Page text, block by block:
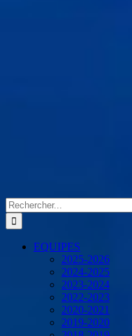
Rechercher:
EQUIPES
2025-2026
2024-2025
2023-2024
2022-2023
2020-2021
2019-2020